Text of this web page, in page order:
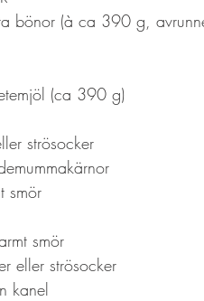
bönor (à ca 390 g,
(ca 390 g)
strösocker
smör
smör
eller strösocker
kanel